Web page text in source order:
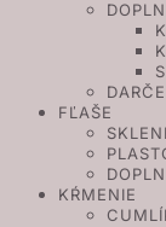
FĽAŠE
KŔMENIE